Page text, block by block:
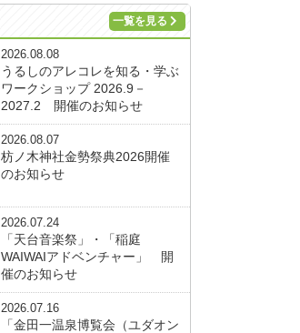
一覧を見る
2026.08.08
うるしのアレコレを知る・学ぶ
ワークショップ 2026.9－
2027.2 開催のお知らせ
2026.08.07
枋ノ木神社金勢祭典2026開催
のお知らせ
2026.07.24
「天台音楽祭」・「稲庭
WAIWAIアドベンチャー」 開
催のお知らせ
2026.07.16
「金田一温泉博覧会（ユダオン